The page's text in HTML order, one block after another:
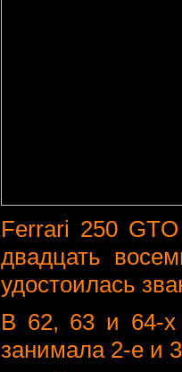
Ferrari 250
двадцать
удостоилась
В 62, 63 и 64-х
занимала 2-е и